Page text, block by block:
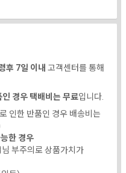
후 7일 이내고객센터를 통해
경우 택배비는 무료입니다.
인한 반품인 경우 배송비는
한 경우
부주의로 상품가치가